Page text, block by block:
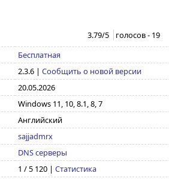
3.79/5 голосов - 19
Бесплатная
2.3.6| Сообщить о новой версии
20.05.2026
Windows 11, 10, 8.1, 8, 7
Английский
sajjadmrx
DNS серверы
1 / 5 120 | Статистика